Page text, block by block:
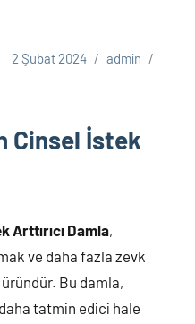
2 Şubat 2024
admin
Cinsel İstek
Arttırıcı Damla,
ve daha fazla zevk
Bu damla,
daha tatmin edici hale